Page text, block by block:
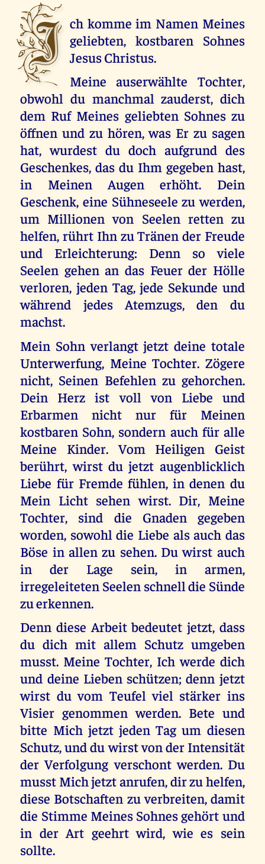
I ch komme im Namen Meines
geliebten, kostbaren Sohnes
Jesus Christus.
Meine auserwählte Tochter,
obwohl du manchmal zauderst, dich
dem Ruf Meines geliebten Sohnes zu
öffnen und zu hören, was Er zu sagen
hat, wurdest du doch aufgrund des
Geschenkes, das du Ihm gegeben hast,
in Meinen Augen erhöht. Dein
Geschenk, eine Sühneseele zu werden,
um Millionen von Seelen retten zu
helfen, rührt Ihn zu Tränen der Freude
und Erleichterung: Denn so viele
Seelen gehen an das Feuer der Hölle
verloren, jeden Tag, jede Sekunde und
während jedes Atemzugs, den du
machst.
Mein Sohn verlangt jetzt deine totale
Unterwerfung, Meine Tochter. Zögere
nicht, Seinen Befehlen zu gehorchen.
Dein Herz ist voll von Liebe und
Erbarmen nicht nur für Meinen
kostbaren Sohn, sondern auch für alle
Meine Kinder. Vom Heiligen Geist
berührt, wirst du jetzt augenblicklich
Liebe für Fremde fühlen, in denen du
Mein Licht sehen wirst. Dir, Meine
Tochter, sind die Gnaden gegeben
worden, sowohl die Liebe als auch das
Böse in allen zu sehen. Du wirst auch
in der Lage sein, in armen,
irregeleiteten Seelen schnell die Sünde
zu erkennen.
Denn diese Arbeit bedeutet jetzt, dass
du dich mit allem Schutz umgeben
musst. Meine Tochter, Ich werde dich
und deine Lieben schützen; denn jetzt
wirst du vom Teufel viel stärker ins
Visier genommen werden. Bete und
bitte Mich jetzt jeden Tag um diesen
Schutz, und du wirst von der Intensität
der Verfolgung verschont werden. Du
musst Mich jetzt anrufen, dir zu helfen,
diese Botschaften zu verbreiten, damit
die Stimme Meines Sohnes gehört und
in der Art geehrt wird, wie es sein
sollte.